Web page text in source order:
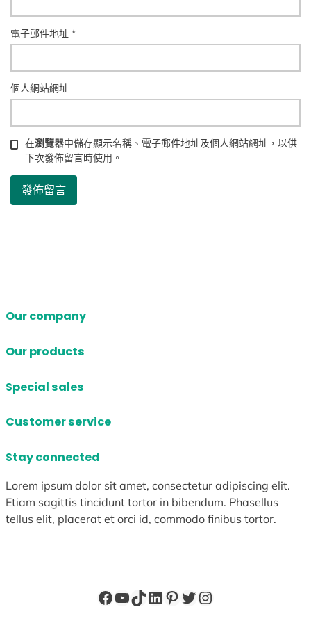
電子郵件地址*
個人網站網址
在瀏覽器中儲存顯示名稱、電子郵件地址及個人網站網址，以供
下次發佈留言時使用。
Our company
Our products
Special sales
Customer service
Stay connected
Lorem ipsum dolor sit amet, consectetur adipiscing elit.
Etiam sagittis tincidunt tortor in bibendum. Phasellus
tellus elit, placerat et orci id, commodo finibus tortor.
Facebook
YouTube
TikTok
LinkedIn
Pinterest
X Instagram